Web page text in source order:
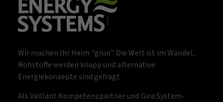
Wir machen Ihr Heim "grün". Die Welt ist im Wandel,
Rohstoffe werden knapp und alternative
Energiekonzepte sind gefragt
Als Vaillant Kompetenzpartner und Gira System-